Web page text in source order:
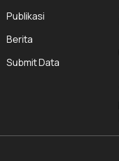
Publikasi
Berita
Submit Data